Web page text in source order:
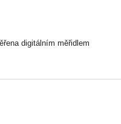
digitálním měřidlem